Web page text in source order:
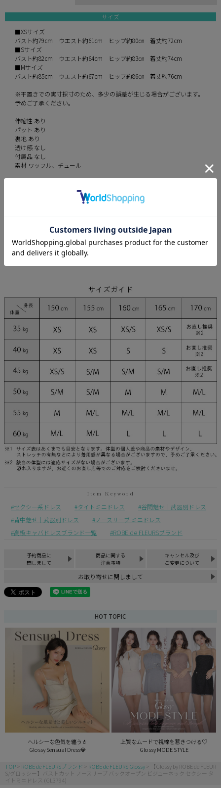
サイズ
■XSサイズ
バスト約79cm ウエスト約61cm ヒップ約80㎝ 着丈約72cm
■Sサイズ
バスト約82cm ウエスト約64cm ヒップ約83㎝ 着丈約74cm
■Mサイズ
バスト約85cm ウエスト約67cm ヒップ約86㎝ 着丈約76cm
※平置きでの実寸採寸のため、多少の誤差が生じる場合がございます。
予めご了承ください。
伸縮性 あり
パット あり
裏地 あり
透け感 なし
付属品 なし
素材 ワッフル、チュール
モデル
まおちゃる 身長160cm/Sサイズ
セクシー系ドレス タイトミニドレス
谷間魅せ｜武器別ドレス
背中魅せ｜武器別ドレス
ノースリーブ ミニドレス
高級キャバドレスブランド一覧
ROBE de FLEURSブランド
予約商品に
関しまして
商品に関する
注意事項
キャンセル及び
ご変更について
お取り寄せに関しまして
HOT TOPIC
ヘルシーな色気を纏う💄
Glossy Sensual Dress💎
上質なムードで視線を惹きつける♡
Glossy MODE STYLE
TOP ROBE de FLEURSブランド ROBE de FLEURS Glossy
【Glossy by ROBE de FLEUR
S/グロッシー】バストカット ノースリーブ バックオープン ビジューネック セクシー タ
イトミニドレス (GL3794)